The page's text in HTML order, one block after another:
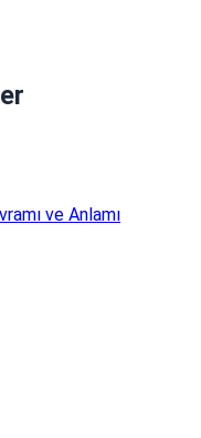
ve Anlamı